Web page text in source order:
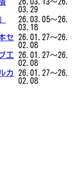
03.29
26.03.05～26.
03.18
セ
26.01.27～26.
02.08
工
26.01.27～26.
02.08
カ
26.01.27～26.
02.08